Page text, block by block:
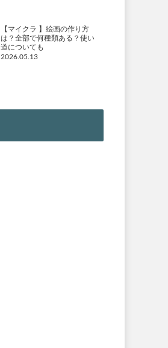
【マイクラ 】絵画の作り方
は？全部で何種類ある？使い
道についても
2026.05.13